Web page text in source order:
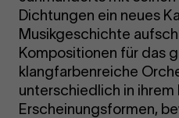
Dichtungen ein neues
Musikgeschichte
Kompositionen für das
klangfarbenreiche
unterschiedlich in ihrem
Erscheinungsformen,